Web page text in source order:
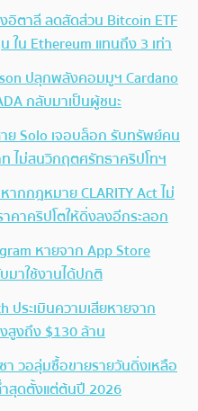
ตาลี ลดสัดส่วน Bitcoin ETF
ใน Ethereum แทนถึง 3 เท่า
ปลุกพลังคอมมูฯ Cardano
กลับมาเป็นผู้ชนะ
ย Solo เจอบล็อก รับทรัพย์คน
ไม่สนวิกฤตศรัทธาคริปโทฯ
ากกฎหมาย CLARITY Act ไม่
คาคริปโตให้ดิ่งลงอีกระลอก
หายจาก App Store
มาใช้งานได้ปกติ
ประเมินความเสียหายจาก
สูงถึง $130 ล้าน
า วอลุ่มซื้อขายรายวันดิ่งเหลือ
สุดตั้งแต่ต้นปี 2026